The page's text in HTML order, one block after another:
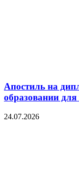
Апостиль на
образовании
24.07.2026